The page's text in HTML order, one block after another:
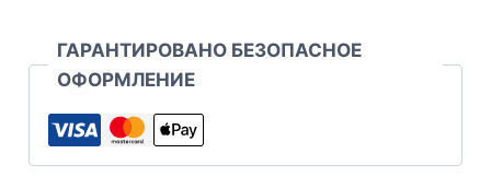
ГАРАНТИРОВАНО БЕЗОПАСНОЕ
ОФОРМЛЕНИЕ